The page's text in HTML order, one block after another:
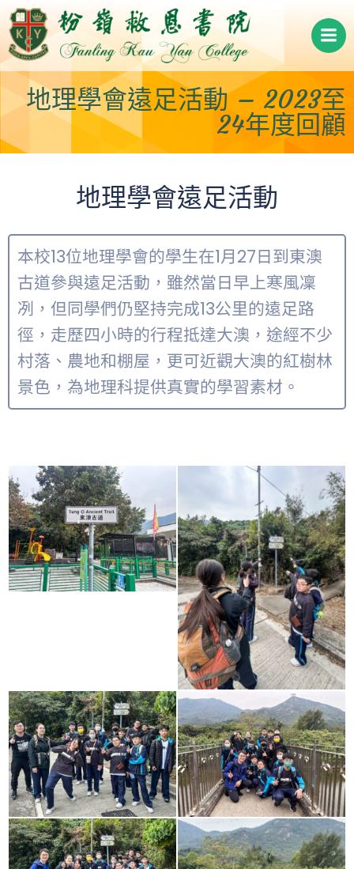
Skip
to
content
地理學會遠足活動 – 2023至
24年度回顧
地理學會遠足活動
本校13位地理學會的學生在1月27日到東澳
古道參與遠足活動，雖然當日早上寒風凜
冽，但同學們仍堅持完成13公里的遠足路
徑，走歷四小時的行程抵達大澳，途經不少
村落、農地和棚屋，更可近觀大澳的紅樹林
景色，為地理科提供真實的學習素材。